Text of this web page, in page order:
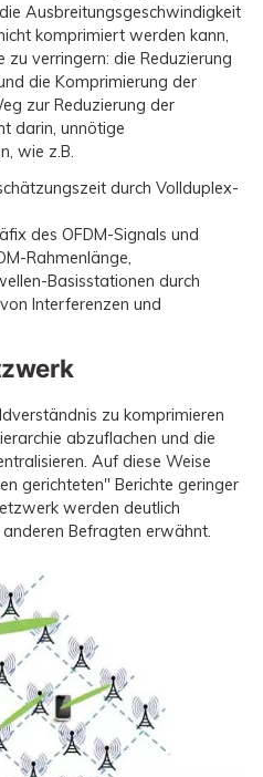
Ausbreitungsgeschwindigkeit
komprimiert werden kann,
verringern: die Reduzierung
die Komprimierung der
zur Reduzierung der
darin, unnötige
wie z.B.
durch Vollduplex-
des OFDM-Signals und
Rahmenlänge,
Basisstationen durch
Interferenzen und
zu komprimieren
abzuflachen und die
Auf diese Weise
gerichteten" Berichte geringer
werden deutlich
Befragten erwähnt.